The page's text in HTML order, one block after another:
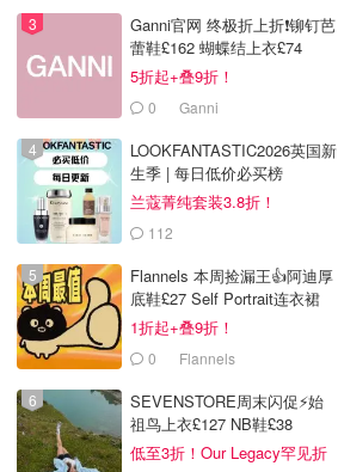
Ganni官网 终极折上折❗️铆钉芭
蕾鞋£162 蝴蝶结上衣£74
5折起+叠9折！
0 Ganni
LOOKFANTASTIC2026英国新
生季 | 每日低价必买榜
兰蔻菁纯套装3.8折！
112
Flannels 本周捡漏王👍阿迪厚
底鞋£27 Self Portrait连衣裙
£63
1折起+叠9折！
0 Flannels
SEVENSTORE周末闪促⚡️始
祖鸟上衣£127 NB鞋£38
低至3折！Our Legacy罕见折